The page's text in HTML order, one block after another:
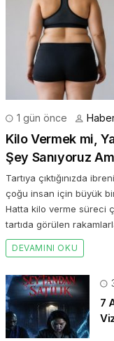
1 gün önce
Kilo Vermek mi,
Şey Sanıyoruz
Tartıya çıktığınızda
çoğu insan için büyük
Hatta kilo verme süreci
tartıda görülen
DEVAMINI OKU
7